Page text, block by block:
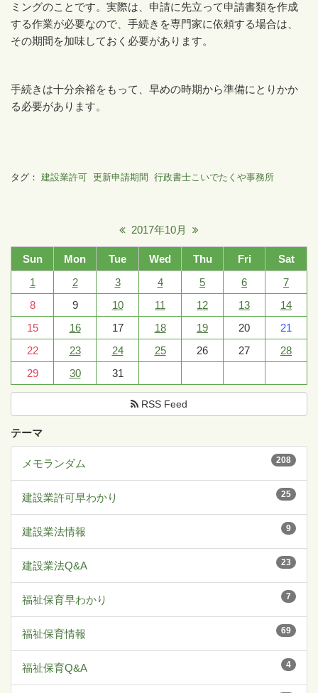
2017年10月
Sun Mon Tue Wed Thu Fri
Sat
1
2 3 4 5 6
7
8
9 10 11 12 13
14
15
16 17 18 19 20
21
22
23 24 25 26 27
28
29
30 31
RSS Feed
テーマ
208
メモランダム
25
建設業許可早わかり
9
建設業法情報
23
建設業法Q&A
7
福祉保育早わかり
69
福祉保育情報
4
福祉保育Q&A
ミングのことです。実際は、申請に先立って申請書類を作成
する作業が必要なので、手続きを専門家に依頼する場合は、
その期間を加味しておく必要があります。
手続きは十分余裕をもって、早めの時期から準備にとりかか
る必要があります。
タグ： 建設業許可 更新申請期間 行政書士こいでたくや事務所